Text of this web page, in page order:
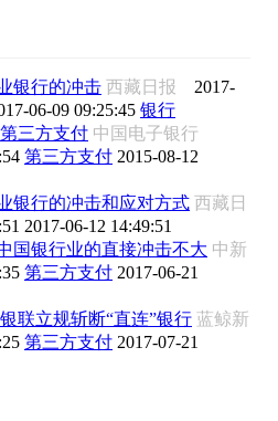
银行的冲击 西藏日报 2017-
06-09 09:25:45 银行
三方支付 中国电子银行
第三方支付 2015-08-12
银行的冲击和应对方式 西藏日
2017-06-12 14:49:51
国银行业的直接冲击不大 中新
第三方支付 2017-06-21
联立规斩断“直连”银行 蓝鲸新
第三方支付 2017-07-21